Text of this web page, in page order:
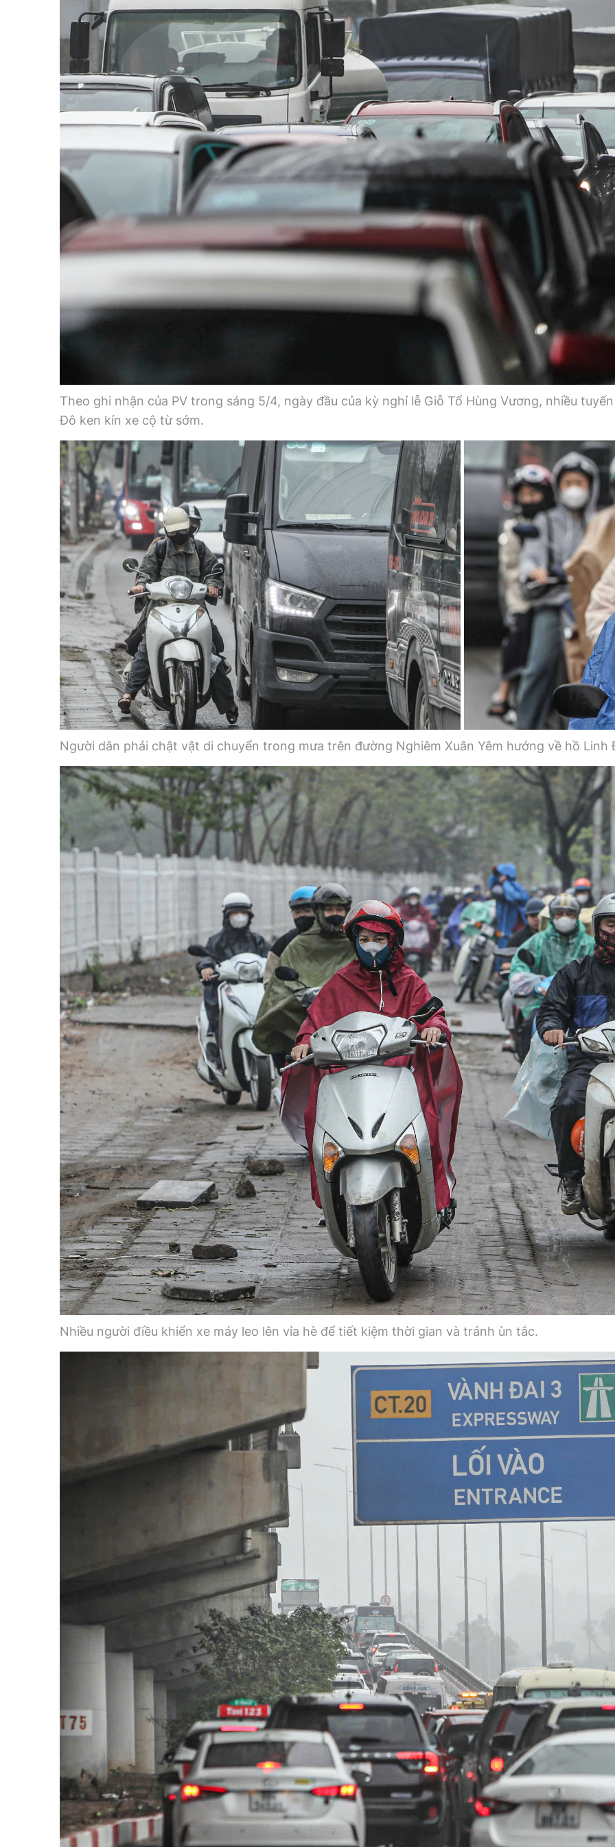
Y tế
Đời sống
Lao động - Công đoàn
Showbiz
Điện ảnh
Âm nhạc
Bình luận
360 độ thể thao
Sản phẩm mới
Tư vấn
Thế giới
Thời sự Quốc tế
Hồ sơ tài liệu
Thế giới giao thông
Thế giới xây dựng
Đi ++
Du lịch
Khám phá
Lối sống
Ẩm thực
Video
Thời sự
Khám phá
Camera giao thông
Câu chuyện giao thông
Lăng kính xây dựng
Giải trí - Thể thao
Theo ghi nhận của PV trong sáng 5/4, ngày đầu của kỳ nghỉ lễ Giỗ Tổ Hùng Vương, nhiều
Đô ken kín xe cộ từ sớm.
Người dân phải chật vật di chuyển trong mưa trên đường Nghiêm Xuân Yêm hướng về hồ Linh
Nhiều người điều khiển xe máy leo lên vỉa hè để tiết kiệm thời gian và tránh ùn tắc.